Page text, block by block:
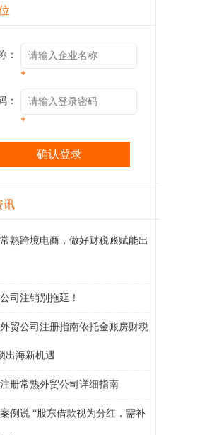
：
*
：
*
讯
熟跨境电商，做好财税账赋能出
司注销别拖延！
贸公司注册指南依托金账房财税
出海新机遇
册常熟外贸公司详细指南
例说 “股东借款视为分红，需补